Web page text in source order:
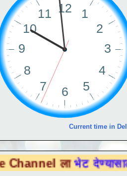
Current time in
भेट देण्यासाठी येथे क्लिक